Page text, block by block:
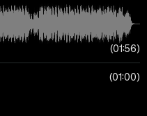
01:56
01:00